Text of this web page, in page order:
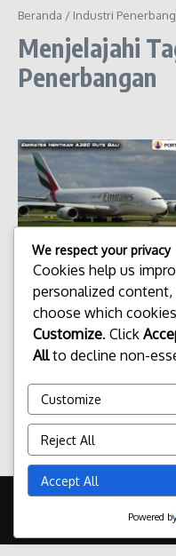
Beranda / Industri
Menjelajahi
Penerbangan
We respect your privacy
Cookies help us
personalized content,
choose which
Customize. Click
Allto decline non-
Customize
Reject All
Accept All
Powered